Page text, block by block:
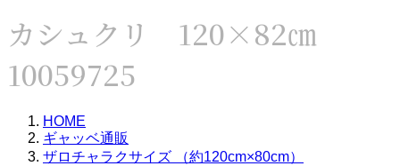
カシュクリ 120×82㎝
10059725
HOME
ギャッベ通販
ザロチャラクサイズ （約120cm×80cm）